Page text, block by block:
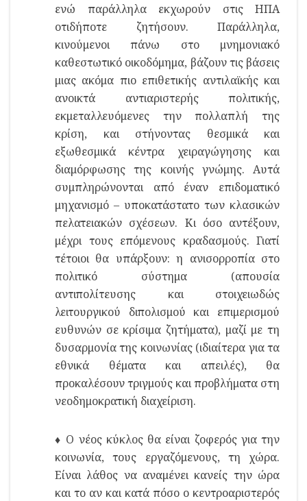
ενώ παράλληλα εκχωρούν στις ΗΠΑ
οτιδήποτε ζητήσουν. Παράλληλα,
κινούμενοι πάνω στο μνημονιακό
καθεστωτικό οικοδόμημα, βάζουν τις βάσεις
μιας ακόμα πιο επιθετικής αντιλαϊκής και
ανοικτά αντιαριστερής πολιτικής,
εκμεταλλευόμενες την πολλαπλή της
κρίση, και στήνοντας θεσμικά και
εξωθεσμικά κέντρα χειραγώγησης και
διαμόρφωσης της κοινής γνώμης. Αυτά
συμπληρώνονται από έναν επιδοματικό
μηχανισμό – υποκατάστατο των κλασικών
πελατειακών σχέσεων. Κι όσο αντέξουν,
μέχρι τους επόμενους κραδασμούς. Γιατί
τέτοιοι θα υπάρξουν: η ανισορροπία στο
πολιτικό σύστημα (απουσία
αντιπολίτευσης και στοιχειωδώς
λειτουργικού διπολισμού και επιμερισμού
ευθυνών σε κρίσιμα ζητήματα), μαζί με τη
δυσαρμονία της κοινωνίας (ιδιαίτερα για τα
εθνικά θέματα και απειλές), θα
προκαλέσουν τριγμούς και προβλήματα στη
νεοδημοκρατική διαχείριση.
♦ Ο νέος κύκλος θα είναι ζοφερός για την
κοινωνία, τους εργαζόμενους, τη χώρα.
Είναι λάθος να αναμένει κανείς την ώρα
και το αν και κατά πόσο ο κεντροαριστερός